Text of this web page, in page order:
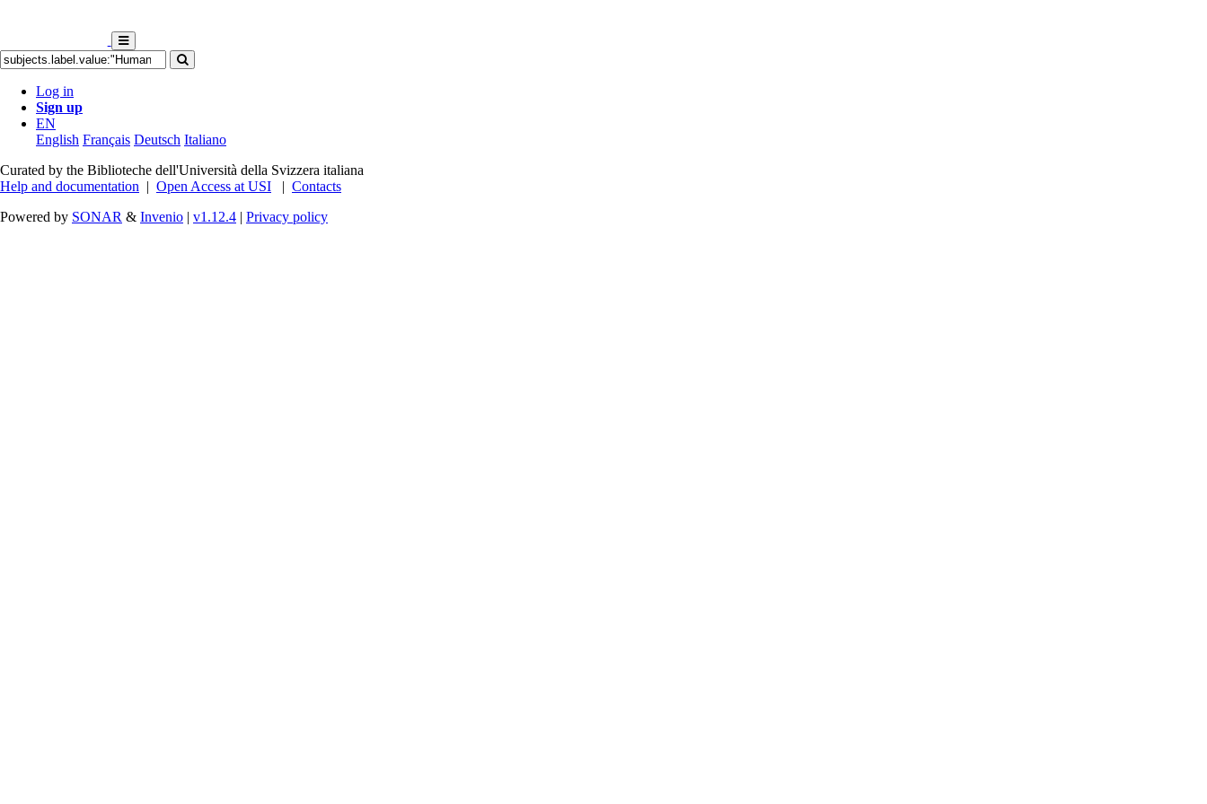
Log in
Sign up
EN
English Français Deutsch Italiano
Curated by the Biblioteche dell'Università della Svizzera italiana
Help and documentation | Open Access at USI | Contacts
Powered by SONAR & Invenio | v1.12.4 | Privacy policy